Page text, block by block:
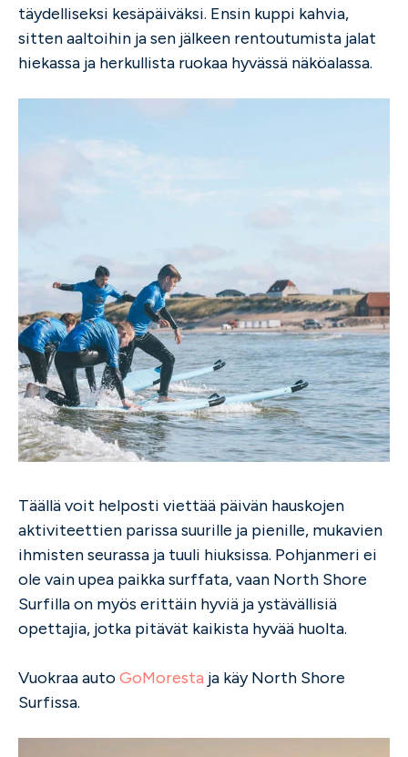
täydelliseksi kesäpäiväksi. Ensin kuppi kahvia,
sitten aaltoihin ja sen jälkeen rentoutumista jalat
hiekassa ja herkullista ruokaa hyvässä näköalassa.
Täällä voit helposti viettää päivän hauskojen
aktiviteettien parissa suurille ja pienille, mukavien
ihmisten seurassa ja tuuli hiuksissa. Pohjanmeri ei
ole vain upea paikka surffata, vaan North Shore
Surfilla on myös erittäin hyviä ja ystävällisiä
opettajia, jotka pitävät kaikista hyvää huolta.
Vuokraa autoGoMoresta ja käy North Shore
Surfissa.